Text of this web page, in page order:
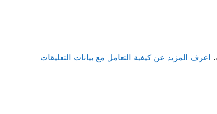
اعرف المزيد عن كيفية التعامل مع بيانات التعليقات